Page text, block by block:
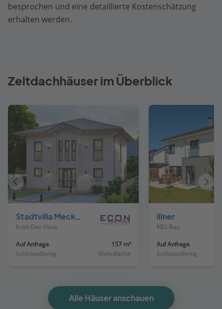
besprochen und eine detaillierte Kostenschätzung
erhalten werden.
Zeltdachhäuser im Überblick
Stadtvilla Meckenheim 40-032
Econ Das Haus
Auf Anfrage
Schlüsselfertig
157 m²
Wohnfläche
Illner
KBS Bau
Auf Anfrage
Schlüsselfertig
Vorheriges
Haus
Haus
Alle Häuser anschauen